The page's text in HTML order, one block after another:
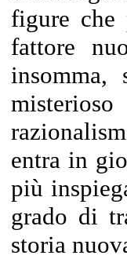
figure che
fattore
entra in
più
grado di
storia